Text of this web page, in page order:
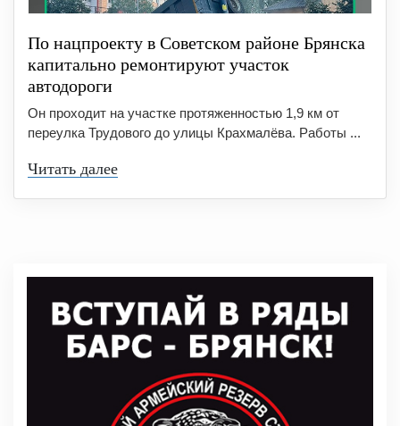
По нацпроекту в Советском районе Брянска
капитально ремонтируют участок
автодороги
Он проходит на участке протяженностью 1,9 км от
переулка Трудового до улицы Крахмалёва. Работы ...
Читать далее